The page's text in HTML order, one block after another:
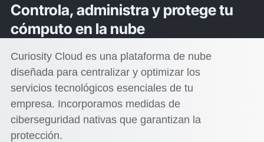
Controla, administra y protege tu
cómputo en la nube
Curiosity Cloud es una plataforma de nube
diseñada para centralizar y optimizar los
servicios tecnológicos esenciales de tu
empresa. Incorporamos medidas de
ciberseguridad nativas que garantizan la
protección.